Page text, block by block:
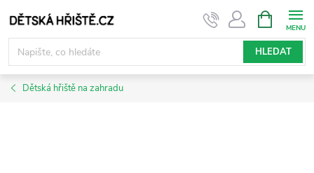
na
obsah
HLEDAT
NÁKUPNÍ
KOŠÍK
Dětská hřiště na zahradu